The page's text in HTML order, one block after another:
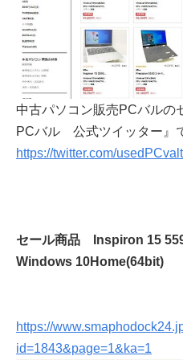
中古パソコン販売PCバルの
PCバル 公式ツイッター』
https://twitter.com/
セール商品 Inspiron 15
Windows 10Home(64bit)
https://
id=1843&page=1&ka=1